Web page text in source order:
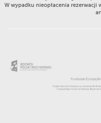
W wypadku nieopłacenia rezerwacji